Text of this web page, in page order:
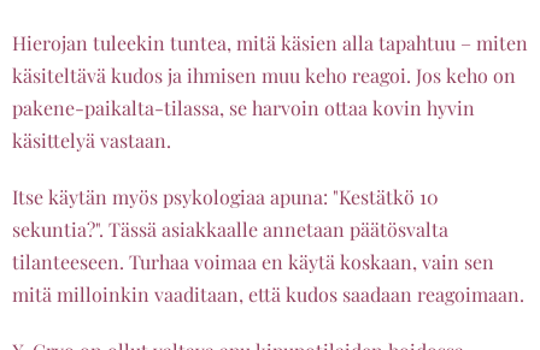
Hierojan tuleekin tuntea, mitä käsien alla tapahtuu – miten
käsiteltävä kudos ja ihmisen muu keho reagoi. Jos keho on
pakene-paikalta-tilassa, se harvoin ottaa kovin hyvin
käsittelyä vastaan.
Itse käytän myös psykologiaa apuna: "Kestätkö 10
sekuntia?". Tässä asiakkaalle annetaan päätösvalta
tilanteeseen. Turhaa voimaa en käytä koskaan, vain sen
mitä milloinkin vaaditaan, että kudos saadaan reagoimaan.